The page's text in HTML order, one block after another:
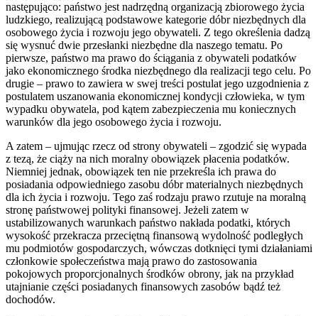
następująco: państwo jest nadrzędną organizacją zbiorowego życia
ludzkiego, realizującą podstawowe kategorie dóbr niezbędnych dla
osobowego życia i rozwoju jego obywateli. Z tego określenia dadzą
się wysnuć dwie przesłanki niezbędne dla naszego tematu. Po
pierwsze, państwo ma prawo do ściągania z obywateli podatków
jako ekonomicznego środka niezbędnego dla realizacji tego celu. Po
drugie – prawo to zawiera w swej treści postulat jego uzgodnienia z
postulatem uszanowania ekonomicznej kondycji człowieka, w tym
wypadku obywatela, pod kątem zabezpieczenia mu koniecznych
warunków dla jego osobowego życia i rozwoju.
A zatem – ujmując rzecz od strony obywateli – zgodzić się wypada
z tezą, że ciąży na nich moralny obowiązek płacenia podatków.
Niemniej jednak, obowiązek ten nie przekreśla ich prawa do
posiadania odpowiedniego zasobu dóbr materialnych niezbędnych
dla ich życia i rozwoju. Tego zaś rodzaju prawo rzutuje na moralną
stronę państwowej polityki finansowej. Jeżeli zatem w
ustabilizowanych warunkach państwo nakłada podatki, których
wysokość przekracza przeciętną finansową wydolność podległych
mu podmiotów gospodarczych, wówczas dotknięci tymi działaniami
członkowie społeczeństwa mają prawo do zastosowania
pokojowych proporcjonalnych środków obrony, jak na przykład
utajnianie części posiadanych finansowych zasobów bądź też
dochodów.